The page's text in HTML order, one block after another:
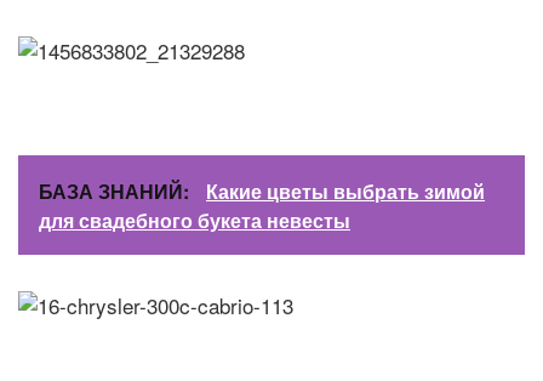
БАЗА ЗНАНИЙ:
Какие цветы выбрать зимой
для свадебного букета невесты